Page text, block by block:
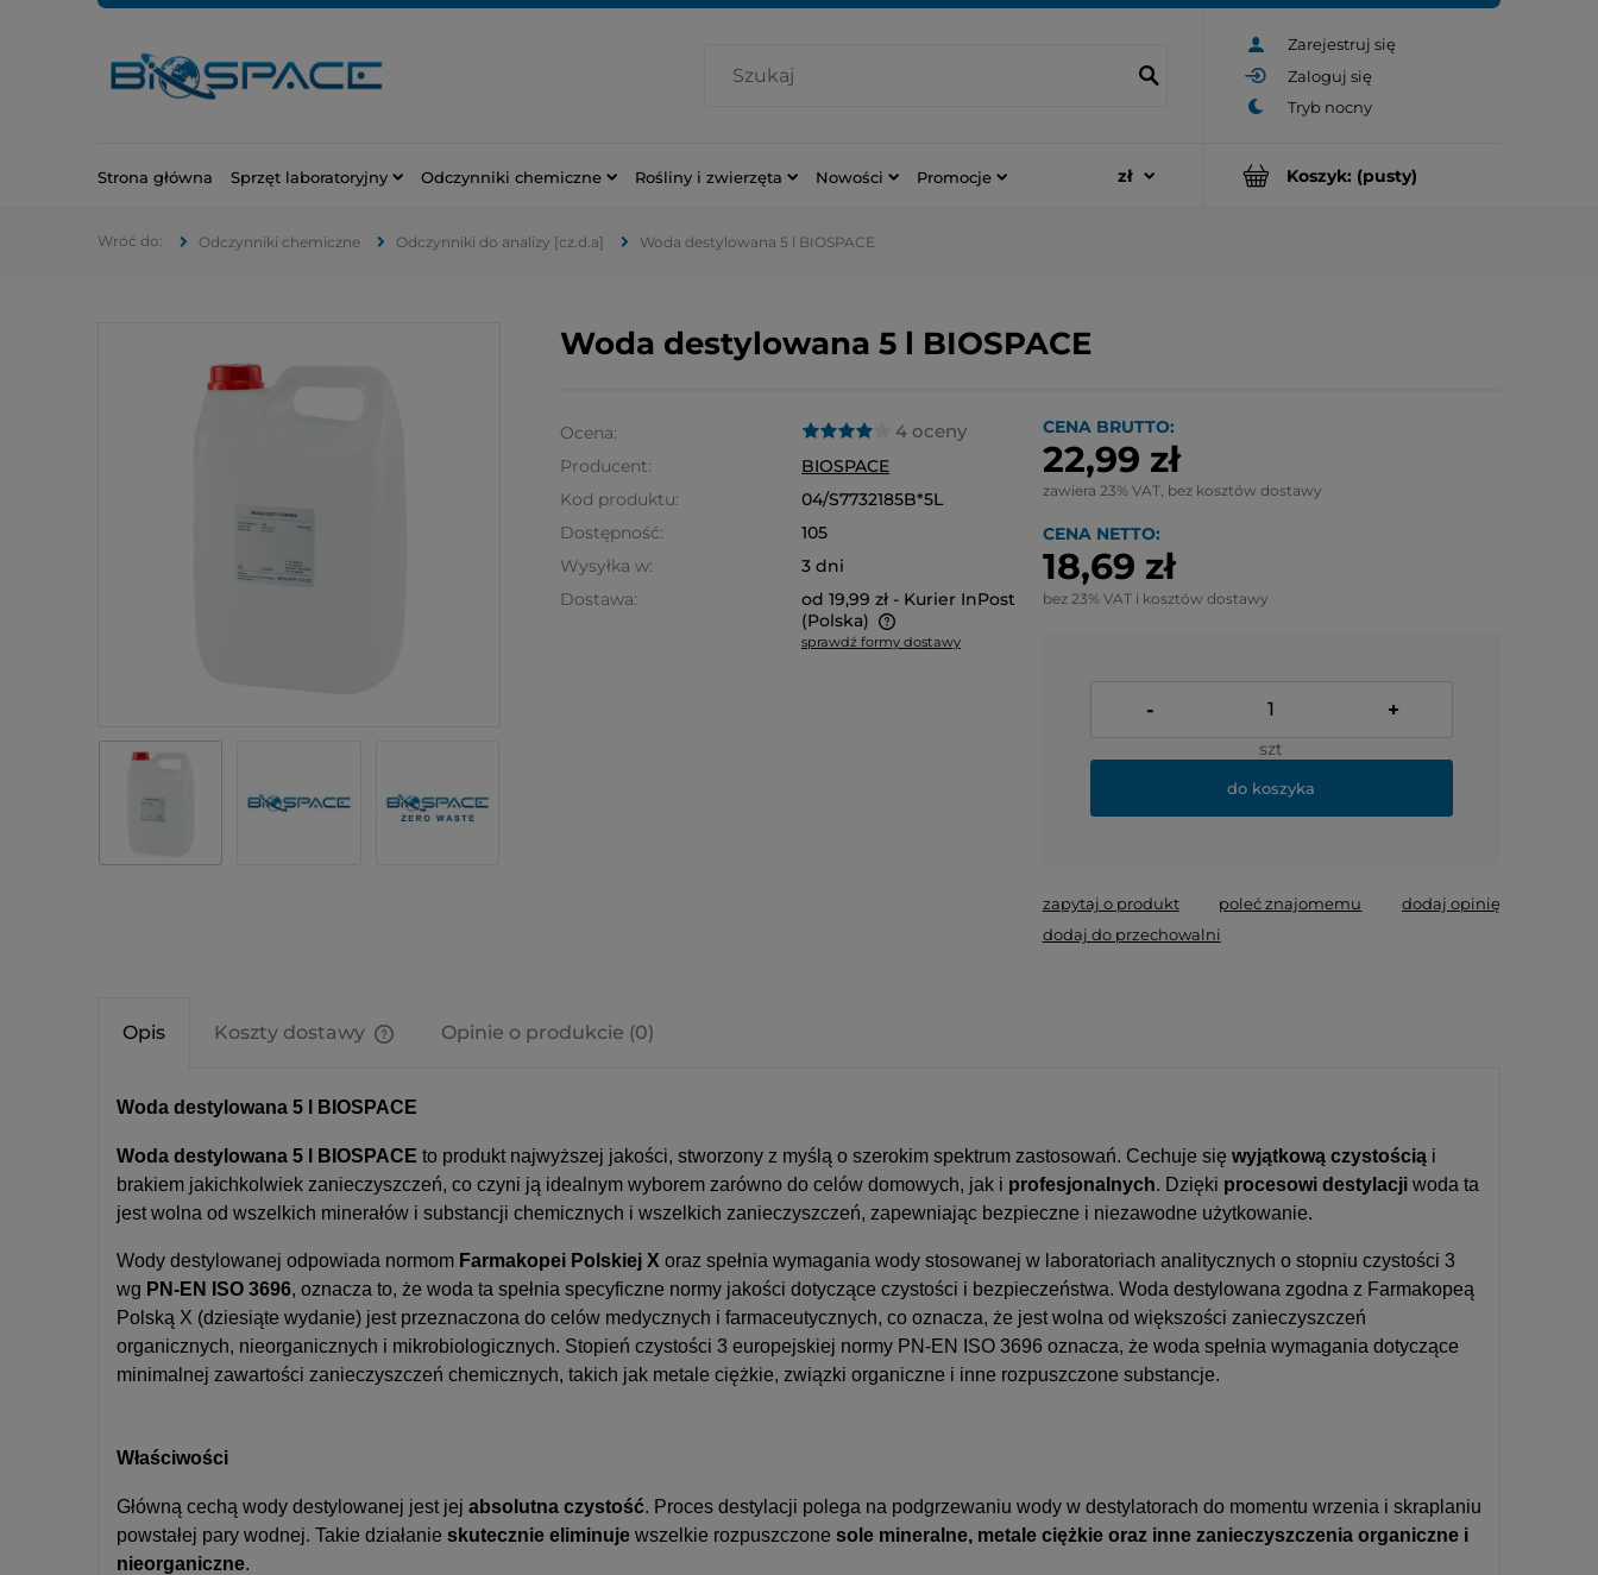
Zarejestruj się
Zaloguj się
Koszyk: (pusty)
Strona główna Sprzęt laboratoryjny Odczynniki chemiczne Rośliny i zwierzęta Nowości Promocje
Odczynniki chemiczne Odczynniki do analizy [cz.d.a] Woda destylowana 5 l BIOSPACE
Woda destylowana 5 l BIOSPACE
Ocena: 4 oceny
Producent:
BIOSPACE
Kod produktu:
04/S7732185B*5L
Dostępność:
105
Wysyłka w:
3 dni
Dostawa:
od 19,99 zł - Kurier InPost
(Polska)
sprawdź formy dostawy
CENA BRUTTO:
22,99 zł
zawiera 23% VAT, bez kosztów dostawy
CENA NETTO:
18,69 zł
bez 23% VAT i kosztów dostawy
- +
szt
do koszyka
zapytaj o produkt poleć znajomemu
dodaj opinię
dodaj do przechowalni
Opis Koszty dostawy
kosztów płatności
Opinie o produkcie (0)
Woda destylowana 5 l BIOSPACE
Woda destylowana 5 l BIOSPACE to produkt najwyższej jakości, stworzony z myślą o szerokim spektrum zastosowań. Cechuje się wyjątkową czystością i
brakiem jakichkolwiek zanieczyszczeń, co czyni ją idealnym wyborem zarówno do celów domowych, jak i profesjonalnych. Dzięki procesowi destylacji woda ta
jest wolna od wszelkich minerałów i substancji chemicznych i wszelkich zanieczyszczeń, zapewniając bezpieczne i niezawodne użytkowanie.
Wody destylowanej odpowiada normom Farmakopei Polskiej X oraz spełnia wymagania wody stosowanej w laboratoriach analitycznych o stopniu czystości 3
wg PN-EN ISO 3696, oznacza to, że woda ta spełnia specyficzne normy jakości dotyczące czystości i bezpieczeństwa. Woda destylowana zgodna z Farmakopeą
Polską X (dziesiąte wydanie) jest przeznaczona do celów medycznych i farmaceutycznych, co oznacza, że jest wolna od większości zanieczyszczeń
organicznych, nieorganicznych i mikrobiologicznych. Stopień czystości 3 europejskiej normy PN-EN ISO 3696 oznacza, że woda spełnia wymagania dotyczące
minimalnej zawartości zanieczyszczeń chemicznych, takich jak metale ciężkie, związki organiczne i inne rozpuszczone substancje.
Właściwości
Główną cechą wody destylowanej jest jej absolutna czystość. Proces destylacji polega na podgrzewaniu wody w destylatorach do momentu wrzenia i skraplaniu
powstałej pary wodnej. Takie działanie skutecznie eliminuje wszelkie rozpuszczone sole mineralne, metale ciężkie oraz inne zanieczyszczenia organiczne i
nieorganiczne.